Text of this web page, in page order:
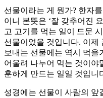
선물이라는 게 뭔가? 한자
이니 본뜻은 ‘잘 갖추어진
고 고기를 먹는 일이 드문
선물이었을 것입니다. 이제
보내는 선물에는 역시 먹을
어울려 나누어 먹는 것이야
훈하게 만드는 일일 것입니
성경에는 선물이 사람의 앞